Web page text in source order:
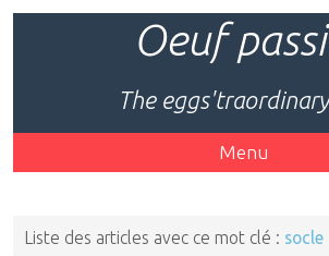
Oeuf
The
Menu
Liste des articles avec ce mot clé : socle